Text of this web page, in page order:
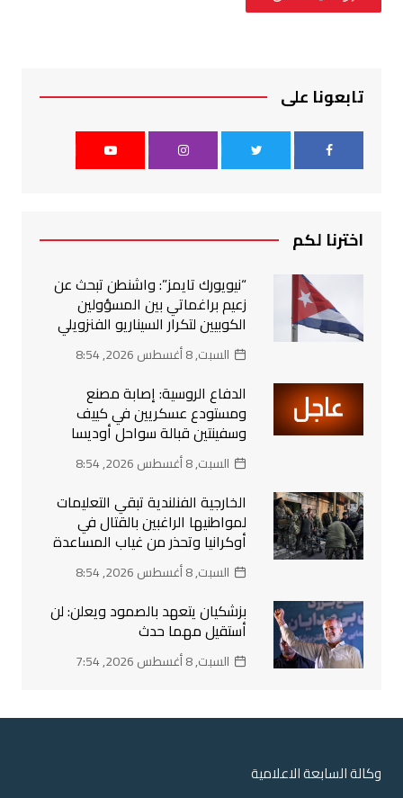
تابعونا على
اخترنا لكم
“نيويورك تايمز”: واشنطن تبحث عن
زعيم براغماتي بين المسؤولين
الكوبيين لتكرار السيناريو الفنزويلي
السبت, 8 أغسطس 2026, 8:54
الدفاع الروسية: إصابة مصنع
ومستودع عسكريين في كييف
وسفينتين قبالة سواحل أوديسا
السبت, 8 أغسطس 2026, 8:54
الخارجية الفنلندية تبقي التعليمات
لمواطنيها الراغبين بالقتال في
أوكرانيا وتحذر من غياب المساعدة
السبت, 8 أغسطس 2026, 8:54
بزشكيان يتعهد بالصمود ويعلن: لن
أستقيل مهما حدث
السبت, 8 أغسطس 2026, 7:54
وكالة السابعة الاعلامية